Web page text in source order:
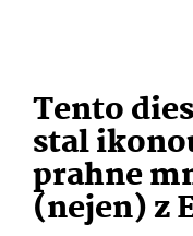
Tento
stal
prahne
(nejen) z